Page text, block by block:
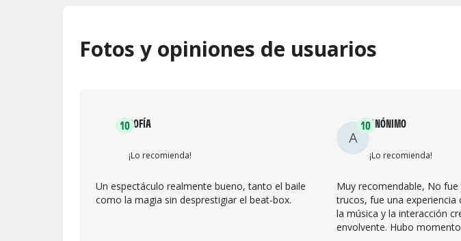
Fotos y opiniones de usuarios
10SOFÍA
¡Lo recomienda!
Un espectáculo realmente bueno, tanto el baile
como la magia sin desprestigiar el beat-box.
A
10ANÓNIMO
¡Lo recomienda!
Muy recomendable, No
trucos, fue una experiencia
la música y la interacción
envolvente. Hubo